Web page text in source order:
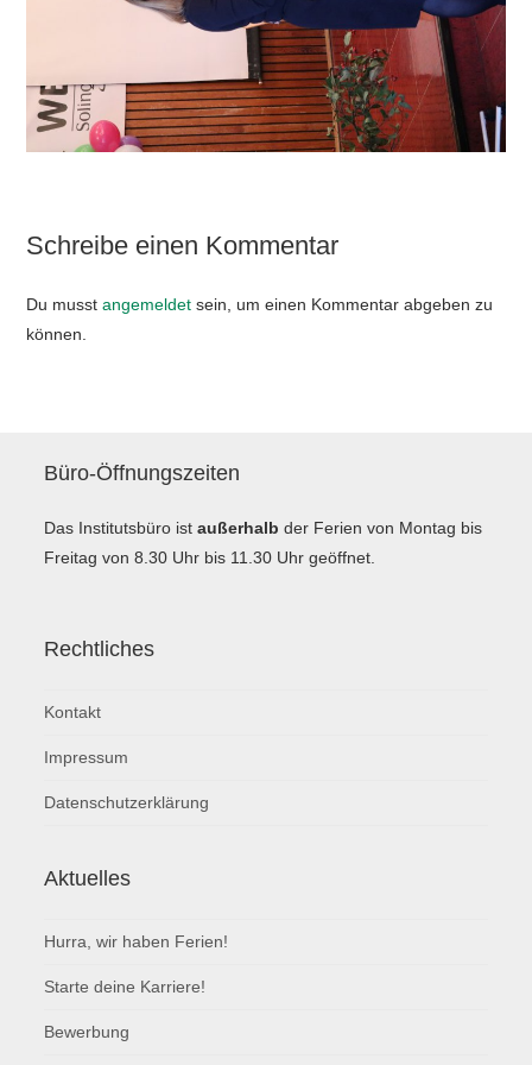
Schreibe einen Kommentar
Du musstangemeldet sein, um einen Kommentar abgeben zu
können.
Büro-Öffnungszeiten
Das Institutsbüro istaußerhalb der Ferien von Montag bis
Freitag von 8.30 Uhr bis 11.30 Uhr geöffnet.
Rechtliches
Kontakt
Impressum
Datenschutzerklärung
Aktuelles
Hurra, wir haben Ferien!
Starte deine Karriere!
Bewerbung